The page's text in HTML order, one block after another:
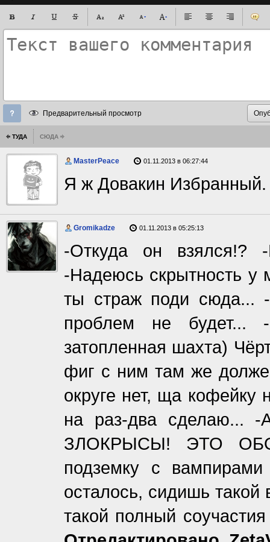
Предварительный просмотр
ТУДА СЮДА
MasterPeace 01.11.2013 в 06:27:44
Я ж Довакин
Gromikadze 01.11.2013 в 05:25:13
-Откуда он взялся!?
-Надеюсь скрытность
ты страж поди сюда...
проблем не будет...
затопленная шахта)
фиг с ним там же
округе нет, ща кофейку
на раз-два сделаю...
ЗЛОКРЫСЫ! ЭТО
подземку с
осталось, сидишь
такой полный